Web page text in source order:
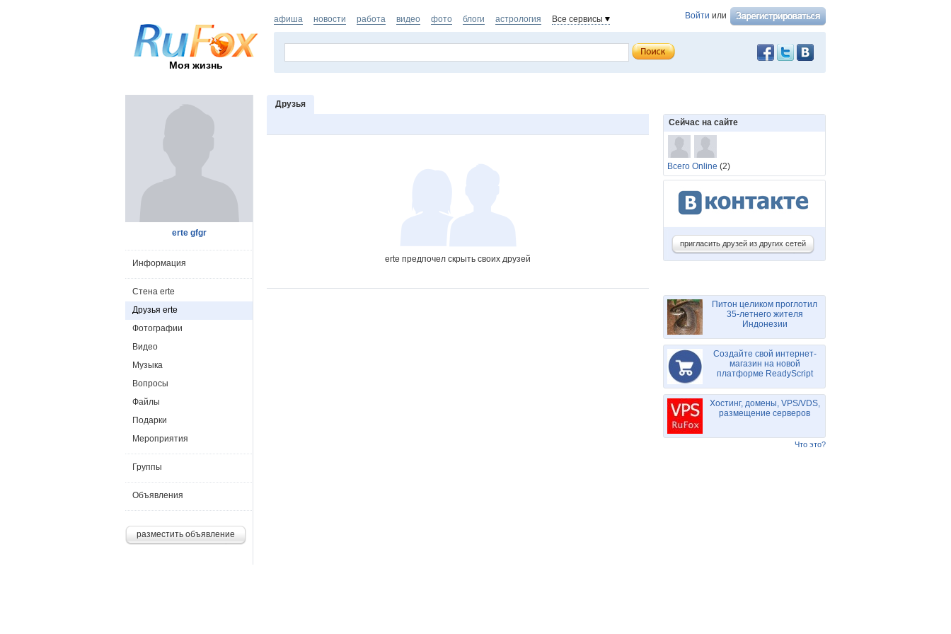
Моя жизнь
Войти или
афиша новости работа видео фото блоги астрология Все сервисы
Друзья
erte предпочел скрыть своих друзей
erte gfgr
Информация
Стена erte
Друзья erte
Фотографии
Видео
Музыка
Вопросы
Файлы
Подарки
Мероприятия
Группы
Объявления
разместить объявление
Сейчас на сайте
Всего Online (2)
пригласить друзей из других сетей
Питон целиком проглотил
35-летнего жителя
Индонезии
Создайте свой интернет-
магазин на новой
платформе ReadyScript
Хостинг, домены, VPS/VDS,
размещение серверов
Что это?